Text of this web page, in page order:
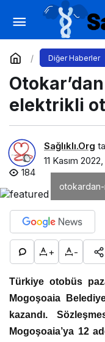
Diğer Haberler
elektrikli
Sağlıklı.Org
11 Kasım
184
+ -
Türkiye otobüs
Mogoşoaia
kazandı.
Mogoşoaia’ya 12
Kasım
Yorum Yap